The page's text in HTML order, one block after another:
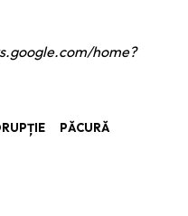
home?
PĂCURĂ